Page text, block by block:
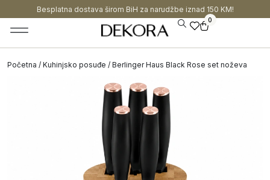
Besplatna dostava širom BiH za narudžbe iznad 150 KM!
0
Početna / Kuhinjsko posuđe / Berlinger Haus Black Rose set noževa